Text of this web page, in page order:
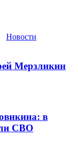
Новости
Мерзликин
в
СВО